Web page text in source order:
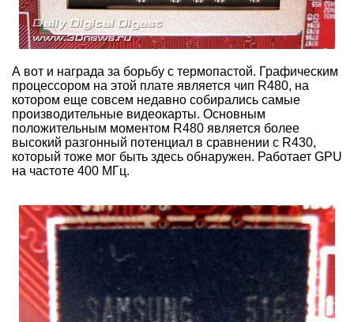
А вот и награда за борьбу с термопастой. Графическим
процессором на этой плате является чип R480, на
котором еще совсем недавно собирались самые
производительные видеокарты. Основным
положительным моментом R480 является более
высокий разгонный потенциал в сравнении с R430,
который тоже мог быть здесь обнаружен. Работает GPU
на частоте 400 МГц.